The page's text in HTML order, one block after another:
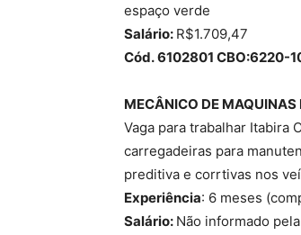
espaço verde
Salário: R$1.709,47
Cód. 6102801 CBO:6220-
MECÂNICO DE
Vaga para trabalhar Itabira
carregadeiras para
preditiva e corrtivas nos
Experiência: 6 meses
Salário: Não informado